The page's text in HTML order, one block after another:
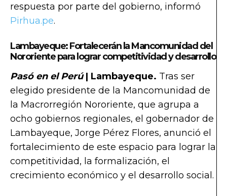
respuesta por parte del gobierno, informó
Pirhua.pe.
Lambayeque: Fortalecerán la Mancomunidad del
Nororiente para lograr competitividad y desarrollo
Pasó en el Perú| Lambayeque. Tras ser
elegido presidente de la Mancomunidad de
la Macrorregión Nororiente, que agrupa a
ocho gobiernos regionales, el gobernador de
Lambayeque, Jorge Pérez Flores, anunció el
fortalecimiento de este espacio para lograr la
competitividad, la formalización, el
crecimiento económico y el desarrollo social.